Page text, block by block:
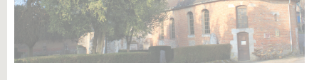
Saison culturelle
Bibliothèques
Plan interactif